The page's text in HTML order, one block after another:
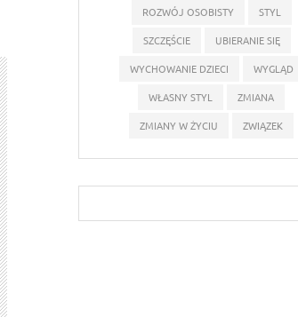
ROZWÓJ OSOBISTY
STYL
SZCZĘŚCIE
UBIERANIE SIĘ
WYCHOWANIE DZIECI
WYGLĄD
WŁASNY STYL
ZMIANA
ZMIANY W ŻYCIU
ZWIĄZEK